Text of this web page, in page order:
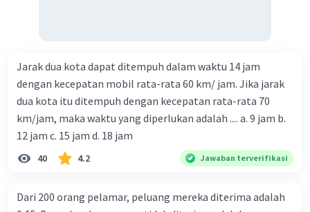
Jarak dua kota dapat ditempuh dalam waktu 14 jam
dengan kecepatan mobil rata-rata 60 km/ jam. Jika jarak
dua kota itu ditempuh dengan kecepatan rata-rata 70
km/jam, maka waktu yang diperlukan adalah .... a. 9 jam b.
12 jam c. 15 jam d. 18 jam
40 4.2 Jawaban terverifikasi
Dari 200 orang pelamar, peluang mereka diterima adalah